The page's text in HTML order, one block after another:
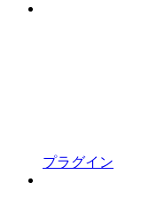
プラグイン